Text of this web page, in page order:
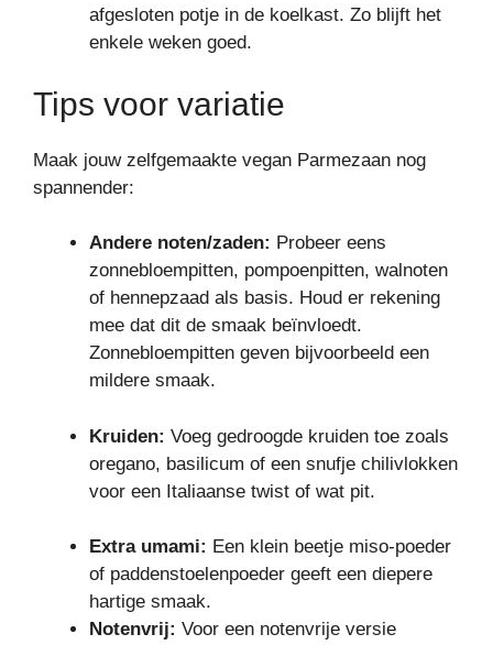
afgesloten potje in de koelkast. Zo blijft het
enkele weken goed.
Tips voor variatie
Maak jouw zelfgemaakte vegan Parmezaan nog
spannender:
Andere noten/zaden: Probeer eens
zonnebloempitten, pompoenpitten, walnoten
of hennepzaad als basis. Houd er rekening
mee dat dit de smaak beïnvloedt.
Zonnebloempitten geven bijvoorbeeld een
mildere smaak.
Kruiden: Voeg gedroogde kruiden toe zoals
oregano, basilicum of een snufje chilivlokken
voor een Italiaanse twist of wat pit.
Extra umami: Een klein beetje miso-poeder
of paddenstoelenpoeder geeft een diepere
hartige smaak.
Notenvrij: Voor een notenvrije versie